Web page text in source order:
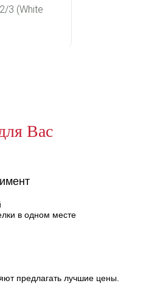
3 (White
Вас
в одном месте
предлагать лучшие цены.